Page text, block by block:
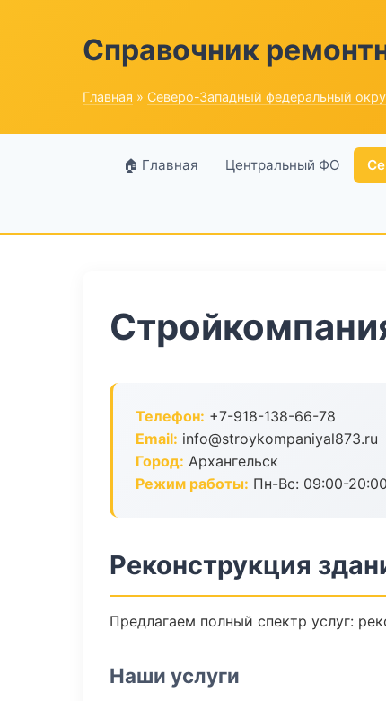
Справочник
Главная » Северо-Западный федеральный
🏠 Главная Центральный ФО
Телефон: +7-918-138-66-78
Email: info@stroykompaniyal873.ru
Город: Архангельск
Режим работы: Пн-Вс: 09:00-20:00
Реконструкция
Предлагаем полный спектр услуг:
Наши услуги